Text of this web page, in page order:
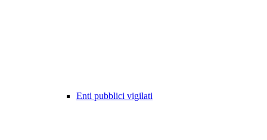
Enti pubblici vigilati